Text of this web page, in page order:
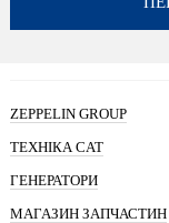
ZEPPELIN GROUP
ТЕХНІКА CAT
ГЕНЕРАТОРИ
МАГАЗИН ЗАПЧАСТИН